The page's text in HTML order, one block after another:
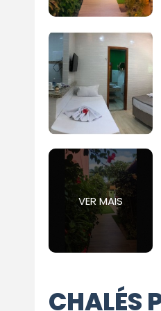
VER MAIS
CHALÉS